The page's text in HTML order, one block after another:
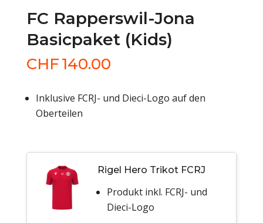
FC Rapperswil-Jona
Basicpaket (Kids)
CHF140.00
Inklusive FCRJ- und Dieci-Logo auf den
Oberteilen
Rigel Hero Trikot FCRJ
Produkt inkl. FCRJ- und
Dieci-Logo